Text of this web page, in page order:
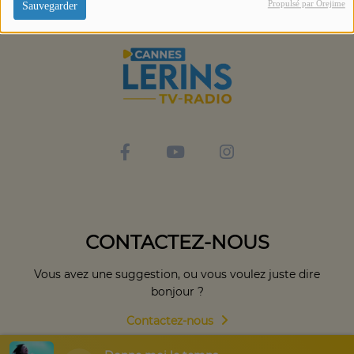
Sauvegarder Propulsé par Orejime
CONTACTEZ-NOUS
Vous avez une suggestion, ou vous voulez juste dire
bonjour ?
Contactez-nous